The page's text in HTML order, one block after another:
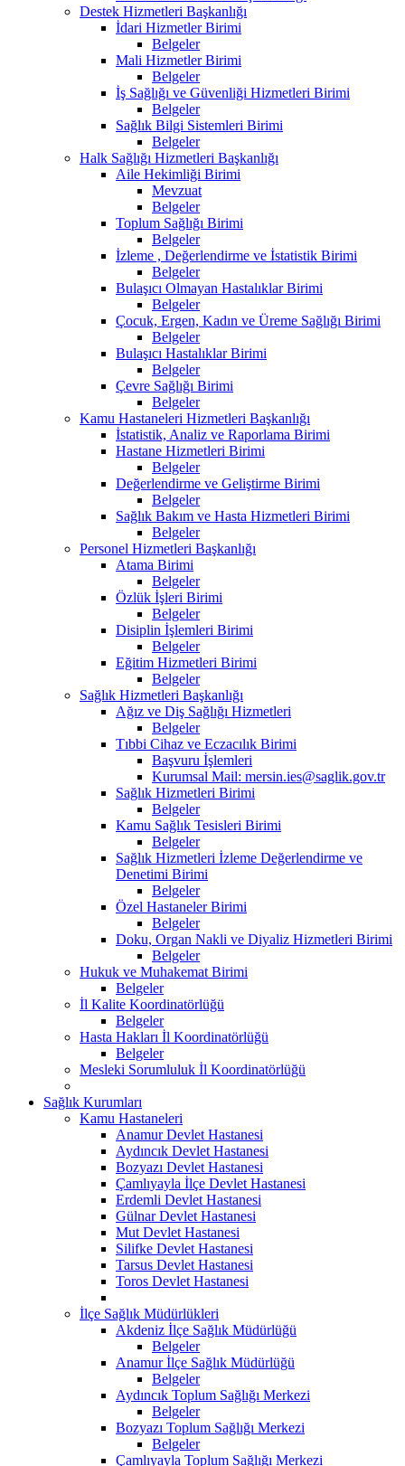
Destek Hizmetleri Başkanlığı
İdari Hizmetler Birimi
Belgeler
Mali Hizmetler Birimi
Belgeler
İş Sağlığı ve Güvenliği Hizmetleri Birimi
Belgeler
Sağlık Bilgi Sistemleri Birimi
Belgeler
Halk Sağlığı Hizmetleri Başkanlığı
Aile Hekimliği Birimi
Mevzuat
Belgeler
Toplum Sağlığı Birimi
Belgeler
İzleme , Değerlendirme ve İstatistik Birimi
Belgeler
Bulaşıcı Olmayan Hastalıklar Birimi
Belgeler
Çocuk, Ergen, Kadın ve Üreme Sağlığı Birimi
Belgeler
Bulaşıcı Hastalıklar Birimi
Belgeler
Çevre Sağlığı Birimi
Belgeler
Kamu Hastaneleri Hizmetleri Başkanlığı
İstatistik, Analiz ve Raporlama Birimi
Hastane Hizmetleri Birimi
Belgeler
Değerlendirme ve Geliştirme Birimi
Belgeler
Sağlık Bakım ve Hasta Hizmetleri Birimi
Belgeler
Personel Hizmetleri Başkanlığı
Atama Birimi
Belgeler
Özlük İşleri Birimi
Belgeler
Disiplin İşlemleri Birimi
Belgeler
Eğitim Hizmetleri Birimi
Belgeler
Sağlık Hizmetleri Başkanlığı
Ağız ve Diş Sağlığı Hizmetleri
Belgeler
Tıbbi Cihaz ve Eczacılık Birimi
Başvuru İşlemleri
Kurumsal Mail: mersin.ies@saglik.gov.tr
Sağlık Hizmetleri Birimi
Belgeler
Kamu Sağlık Tesisleri Birimi
Belgeler
Sağlık Hizmetleri İzleme Değerlendirme ve
Denetimi Birimi
Belgeler
Özel Hastaneler Birimi
Belgeler
Doku, Organ Nakli ve Diyaliz Hizmetleri Birimi
Belgeler
Hukuk ve Muhakemat Birimi
Belgeler
İl Kalite Koordinatörlüğü
Belgeler
Hasta Hakları İl Koordinatörlüğü
Belgeler
Mesleki Sorumluluk İl Koordinatörlüğü
Sağlık Kurumları
Kamu Hastaneleri
Anamur Devlet Hastanesi
Aydıncık Devlet Hastanesi
Bozyazı Devlet Hastanesi
Çamlıyayla İlçe Devlet Hastanesi
Erdemli Devlet Hastanesi
Gülnar Devlet Hastanesi
Mut Devlet Hastanesi
Silifke Devlet Hastanesi
Tarsus Devlet Hastanesi
Toros Devlet Hastanesi
İlçe Sağlık Müdürlükleri
Akdeniz İlçe Sağlık Müdürlüğü
Belgeler
Anamur İlçe Sağlık Müdürlüğü
Belgeler
Aydıncık Toplum Sağlığı Merkezi
Belgeler
Bozyazı Toplum Sağlığı Merkezi
Belgeler
Çamlıyayla Toplum Sağlığı Merkezi